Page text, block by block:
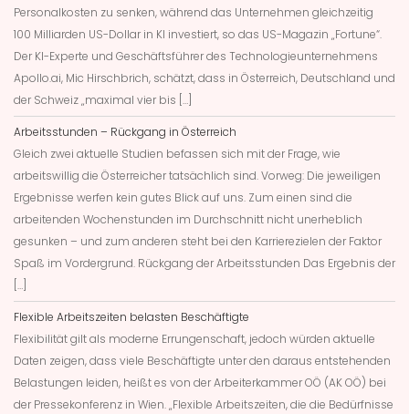
Personalkosten zu senken, während das Unternehmen gleichzeitig
100 Milliarden US-Dollar in KI investiert, so das US-Magazin „Fortune“.
Der KI-Experte und Geschäftsführer des Technologieunternehmens
Apollo.ai, Mic Hirschbrich, schätzt, dass in Österreich, Deutschland und
der Schweiz „maximal vier bis […]
Arbeitsstunden – Rückgang in Österreich
Gleich zwei aktuelle Studien befassen sich mit der Frage, wie
arbeitswillig die Österreicher tatsächlich sind. Vorweg: Die jeweiligen
Ergebnisse werfen kein gutes Blick auf uns. Zum einen sind die
arbeitenden Wochenstunden im Durchschnitt nicht unerheblich
gesunken – und zum anderen steht bei den Karrierezielen der Faktor
Spaß im Vordergrund. Rückgang der Arbeitsstunden Das Ergebnis der
[…]
Flexible Arbeitszeiten belasten Beschäftigte
Flexibilität gilt als moderne Errungenschaft, jedoch würden aktuelle
Daten zeigen, dass viele Beschäftigte unter den daraus entstehenden
Belastungen leiden, heißt es von der Arbeiterkammer OÖ (AK OÖ) bei
der Pressekonferenz in Wien. „Flexible Arbeitszeiten, die die Bedürfnisse